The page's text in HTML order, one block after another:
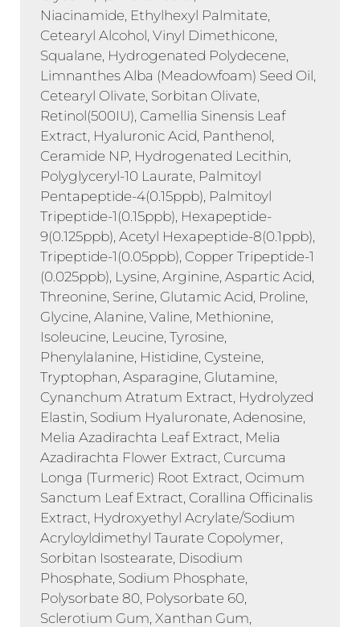
Niacinamide, Ethylhexyl Palmitate,
Cetearyl Alcohol, Vinyl Dimethicone,
Squalane, Hydrogenated Polydecene,
Limnanthes Alba (Meadowfoam) Seed Oil,
Cetearyl Olivate, Sorbitan Olivate,
Retinol(500IU), Camellia Sinensis Leaf
Extract, Hyaluronic Acid, Panthenol,
Ceramide NP, Hydrogenated Lecithin,
Polyglyceryl-10 Laurate, Palmitoyl
Pentapeptide-4(0.15ppb), Palmitoyl
Tripeptide-1(0.15ppb), Hexapeptide-
9(0.125ppb), Acetyl Hexapeptide-8(0.1ppb),
Tripeptide-1(0.05ppb), Copper Tripeptide-1
(0.025ppb), Lysine, Arginine, Aspartic Acid,
Threonine, Serine, Glutamic Acid, Proline,
Glycine, Alanine, Valine, Methionine,
Isoleucine, Leucine, Tyrosine,
Phenylalanine, Histidine, Cysteine,
Tryptophan, Asparagine, Glutamine,
Cynanchum Atratum Extract, Hydrolyzed
Elastin, Sodium Hyaluronate, Adenosine,
Melia Azadirachta Leaf Extract, Melia
Azadirachta Flower Extract, Curcuma
Longa (Turmeric) Root Extract, Ocimum
Sanctum Leaf Extract, Corallina Officinalis
Extract, Hydroxyethyl Acrylate/Sodium
Acryloyldimethyl Taurate Copolymer,
Sorbitan Isostearate, Disodium
Phosphate, Sodium Phosphate,
Polysorbate 80, Polysorbate 60,
Sclerotium Gum, Xanthan Gum,